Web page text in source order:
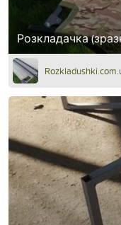
Розкладачка